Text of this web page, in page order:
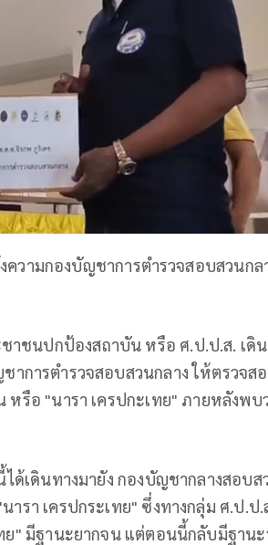
ความกองบัญชาการตำรวจสอบสวนกล
ชนปกป้องสถาบัน หรือ ศ.ป.ป.ส. เดิน
การตำรวจสอบสวนกลาง ให้ตรวจส
รือ "นารา เครปกะเทย" ภายหลังพบ
ด้เดินทางมายัง กองบัญชากลางสอบส
ารา เครปกระเทย" ซึ่งทางกลุ่ม ศ.ป.ป
ย" มีฐานะยากจน แต่ตอนนี้กลับมีฐานะ